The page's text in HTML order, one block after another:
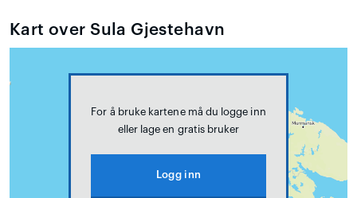
Kart over Sula Gjestehavn
For å bruke kartene må du logge inn
eller lage en gratis bruker
Logg inn